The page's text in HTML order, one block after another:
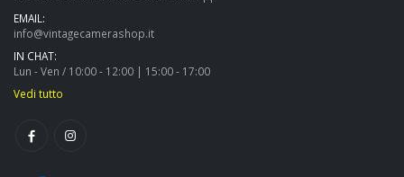
EMAIL:
info@vintagecamerashop.it
IN CHAT:
Lun - Ven / 10:00 - 12:00 | 15:00 - 17:00
Vedi tutto